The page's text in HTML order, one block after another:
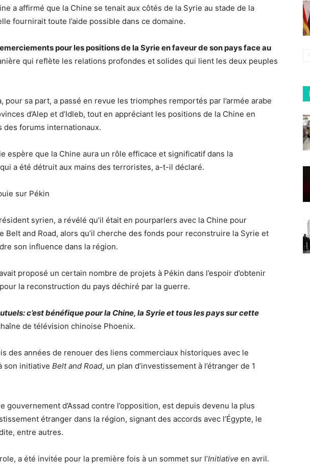
a affirmé que la Chine se tenait aux côtés de la Syrie au stade de la
fournirait toute l’aide possible dans ce domaine.
pour les positions de la Syrie en faveur de son pays face au
qui reflète les relations profondes et solides qui lient les deux peuples
pour sa part, a passé en revue les triomphes remportés par l’armée arabe
d’Alep et d’Idleb, tout en appréciant les positions de la Chine en
des forums internationaux.
espère que la Chine aura un rôle efficace et significatif dans la
a été détruit aux mains des terroristes, a-t-il déclaré.
sur Pékin
syrien, a révélé qu’il était en pourparlers avec la Chine pour
Belt and Road, alors qu’il cherche des fonds pour reconstruire la Syrie et
son influence dans la région.
proposé un certain nombre de projets à Pékin dans l’espoir d’obtenir
la reconstruction du pays déchiré par la guerre.
c’est bénéfique pour la Chine, la Syrie et tous les pays sur cette
de télévision chinoise Phoenix.
des années de renouer des liens commerciaux historiques avec le
son initiative Belt and Road, un plan d’investissement à l’étranger de 1
gouvernement d’Assad contre l’opposition, est depuis devenu la plus
étranger dans la région, signant des accords avec l’Égypte, le
entre autres.
a été invitée pour la première fois à un sommet sur l’Initiative en avril.